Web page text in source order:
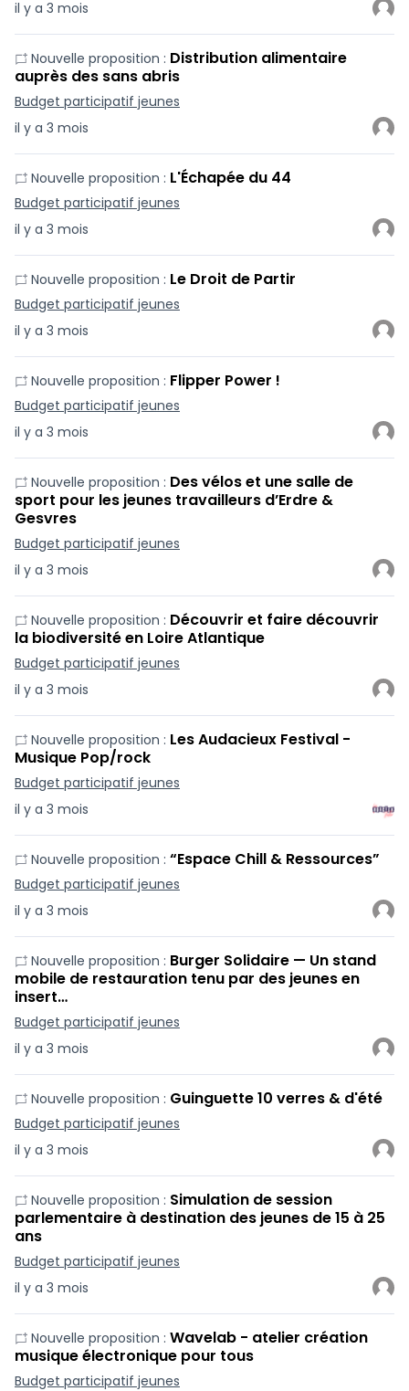
il y a 3 mois
il y a 3 mois
Nouvelle proposition : Distribution alimentaire
auprès des sans abris
Budget participatif jeunes
il y a 3 mois
Nouvelle proposition : L'Échapée du 44
Budget participatif jeunes
il y a 3 mois
Nouvelle proposition : Le Droit de Partir
Budget participatif jeunes
il y a 3 mois
Nouvelle proposition : Flipper Power !
Budget participatif jeunes
il y a 3 mois
Nouvelle proposition : Des vélos et une salle de
sport pour les jeunes travailleurs d’Erdre &
Gesvres
Budget participatif jeunes
il y a 3 mois
Nouvelle proposition : Découvrir et faire découvrir
la biodiversité en Loire Atlantique
Budget participatif jeunes
il y a 3 mois
Nouvelle proposition : Les Audacieux Festival -
Musique Pop/rock
Budget participatif jeunes
il y a 3 mois
Nouvelle proposition : “Espace Chill & Ressources”
Budget participatif jeunes
il y a 3 mois
Nouvelle proposition : Burger Solidaire — Un stand
mobile de restauration tenu par des jeunes en
insert…
Budget participatif jeunes
il y a 3 mois
Nouvelle proposition : Guinguette 10 verres & d'été
Budget participatif jeunes
il y a 3 mois
Nouvelle proposition : Simulation de session
parlementaire à destination des jeunes de 15 à 25
ans
Budget participatif jeunes
Nouvelle proposition : Wavelab - atelier création
musique électronique pour tous
Budget participatif jeunes